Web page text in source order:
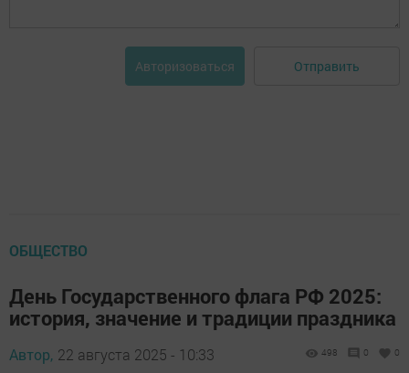
Авторизоваться Отправить
ОБЩЕСТВО
День Государственного флага РФ 2025:
история, значение и традиции праздника
Автор, 22 августа 2025 - 10:33 498 0 0